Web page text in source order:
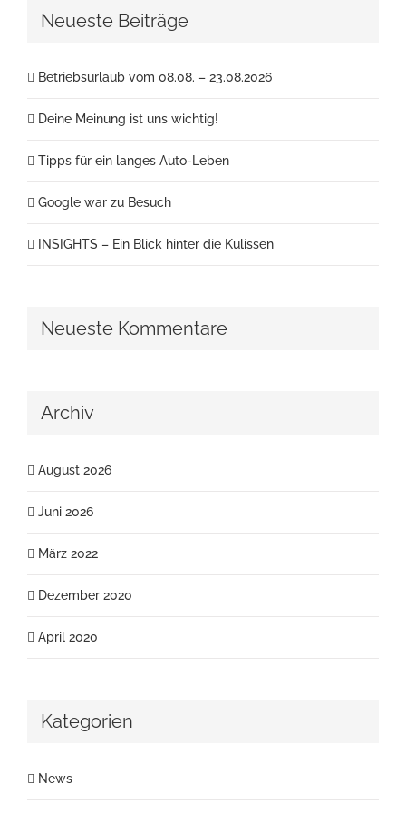
Neueste Beiträge
Betriebsurlaub vom 08.08. – 23.08.2026
Deine Meinung ist uns wichtig!
Tipps für ein langes Auto-Leben
Google war zu Besuch
INSIGHTS – Ein Blick hinter die Kulissen
Neueste Kommentare
Archiv
August 2026
Juni 2026
März 2022
Dezember 2020
April 2020
Kategorien
News